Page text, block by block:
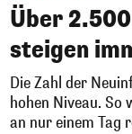
Über
steigen
Die Zahl der
hohen Niveau.
an nur einem Tag